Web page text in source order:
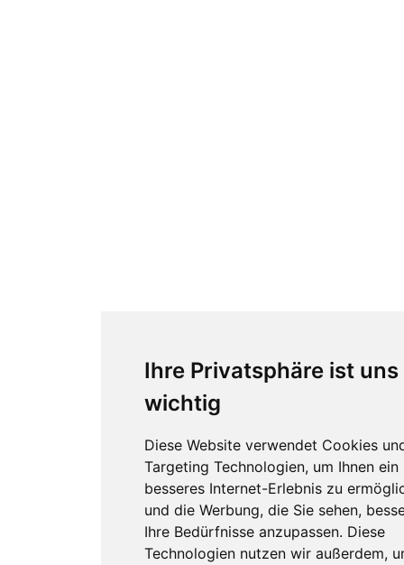
Ihre Privatsphäre ist uns
wichtig
Diese Website verwendet Cookies
Targeting Technologien, um Ihnen ein
besseres Internet-Erlebnis zu
und die Werbung, die Sie sehen,
Ihre Bedürfnisse anzupassen. Diese
Technologien nutzen wir außerdem,